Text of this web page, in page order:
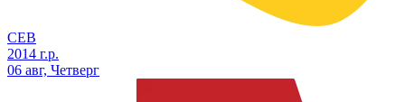
СЕВ
2014 г.р.
06 авг, Четверг